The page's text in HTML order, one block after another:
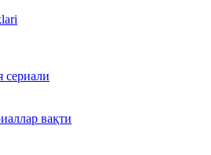
сериали
вақти